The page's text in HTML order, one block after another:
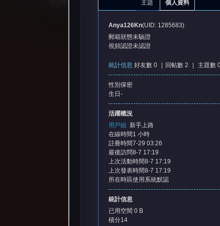
主題 個人資料
Anya126Kn(UID: 1285683)
郵箱狀態未驗證
視頻認證未認證
統計信息 好友數 0 回帖數 2 主題數
性別 保密
生日 -
活躍概況
用戶組
新手上路
在線時間 1 小時
註冊時間7-29 03:26
最後訪問8-7 17:19
上次活動時間8-7 17:19
上次發表時間8-7 17:19
所在時區使用系統默認
統計信息
已用空間 0 B
積分14